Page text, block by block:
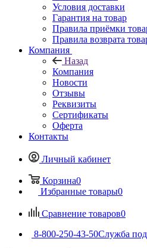
Условия доставки
Гарантия на товар
Правила приёмки
Правила возврата
Компания
Назад
Компания
Новости
Отзывы
Реквизиты
Сертификаты
Оферта
Контакты
Личный кабинет
Корзина0
Избранные товары0
Сравнение товаров0
8-800-250-43-50Служба